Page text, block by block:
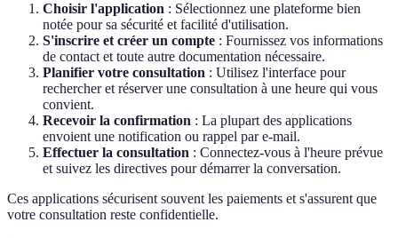
Choisir l'application : Sélectionnez une plateforme bien
notée pour sa sécurité et facilité d'utilisation.
S'inscrire et créer un compte : Fournissez vos informations
de contact et toute autre documentation nécessaire.
Planifier votre consultation : Utilisez l'interface pour
rechercher et réserver une consultation à une heure qui vous
convient.
Recevoir la confirmation : La plupart des applications
envoient une notification ou rappel par e-mail.
Effectuer la consultation : Connectez-vous à l'heure prévue
et suivez les directives pour démarrer la conversation.
Ces applications sécurisent souvent les paiements et s'assurent que
votre consultation reste confidentielle.